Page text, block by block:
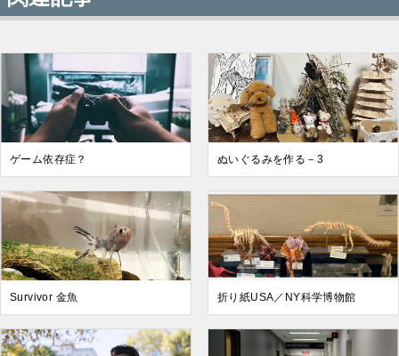
ゲーム依存症？ ぬいぐるみを作る－3
Survivor 金魚 折り紙USA／NY科学博物館